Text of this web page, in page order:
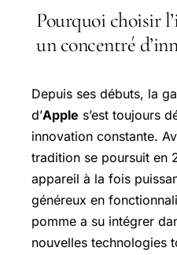
Pourquoi choisir
un concentré
Depuis ses débuts, la
d’Apple s’est toujours
innovation constante.
tradition se poursuit en
appareil à la fois
généreux en
pomme a su intégrer
nouvelles technologies